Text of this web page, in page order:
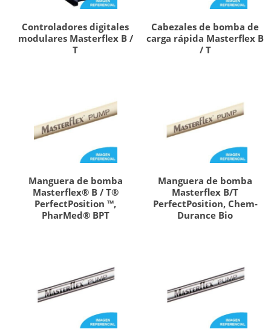
Controladores digitales
modulares Masterflex B /
T
Cabezales de bomba de
carga rápida Masterflex B
/ T
Manguera de bomba
Masterflex® B / T®
PerfectPosition ™,
PharMed® BPT
Manguera de bomba
Masterflex B/T
PerfectPosition, Chem-
Durance Bio